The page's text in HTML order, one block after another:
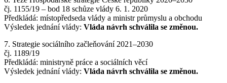
čj. 1155/19 – bod 18 schůze vlády 6. 1. 2020
Předkládá: místopředseda vlády a ministr průmyslu a obchodu
Výsledek jednání vlády: Vláda návrh schválila se změnou.
7. Strategie sociálního začleňování 2021–2030
čj. 1189/19
Předkládá: ministryně práce a sociálních věcí
Výsledek jednání vlády: Vláda návrh schválila se změnou.